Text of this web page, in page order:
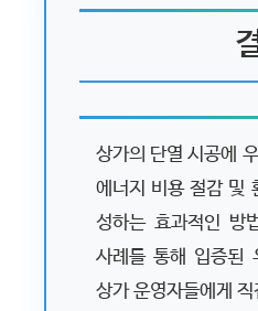
상가의 단열 시공에
에너지 비용 절감 및
성하는 효과적인 방
사례를 통해 입증된
상가 운영자들에게